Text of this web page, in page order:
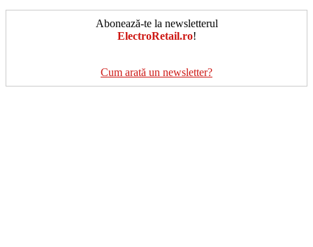
Abonează-te la newsletterul
ElectroRetail.ro!
Cum arată un newsletter?